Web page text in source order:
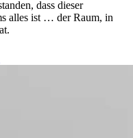
dass dieser
alles ist … der Raum, in